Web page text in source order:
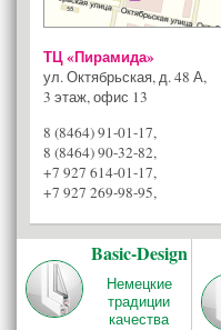
ТЦ «Пирамида»
ул. Октябрьская, д. 48 А,
3 этаж, офис 13
8 (8464) 91-01-17,
8 (8464) 90-32-82,
+7 927 614-01-17,
+7 927 269-98-95,
Basic-Design
Немецкие
традиции
качества